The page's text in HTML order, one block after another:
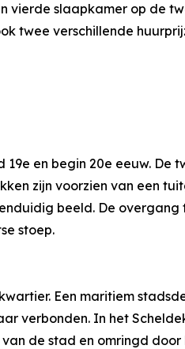
vierde slaapkamer op de
twee verschillende
en begin 20e eeuw. De
zijn voorzien van een
beeld. De overgang
stoep.
Een maritiem
verbonden. In het
de stad en omringd door